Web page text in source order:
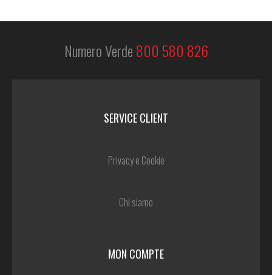
Numero Verde800 580 826
SERVICE CLIENT
Privacy e Cookie
Chi siamo
MON COMPTE